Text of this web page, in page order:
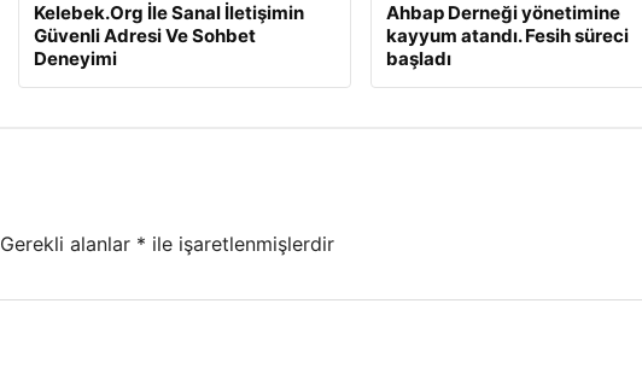
Kelebek.Org İle Sanal İletişimin
Güvenli Adresi Ve Sohbet
Deneyimi
Ahbap Derneği yönetimine
kayyum atandı. Fesih süreci
başladı
Gerekli alanlar * ile işaretlenmişlerdir